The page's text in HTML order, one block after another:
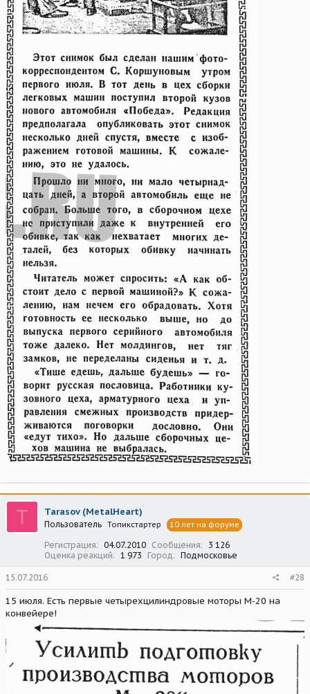
T Tarasov (MetalHeart)
Пользователь Топикстартер 10 лет на форуме
Регистрация 04.07.2010 Сообщения
3 126
Оценка реакций
1 973 Город Подмосковье
15.07.2016 #28
15 июля. Есть первые четырехцилиндровые моторы М-20 на
конвейере!